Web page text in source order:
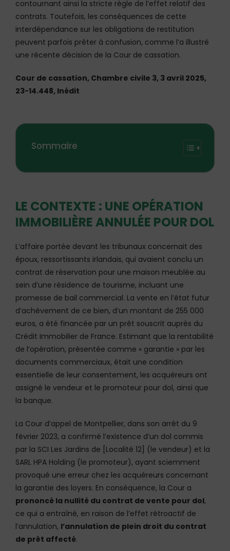
contournant ainsi la stricte règle de l’effet relatif des
contrats. Toutefois, les conséquences de cette
interdépendance sur les obligations de restitution
peuvent parfois prêter à confusion, comme l’a illustré
une récente décision de la Cour de cassation.
Cour de cassation, Chambre civile 3, 3 avril 2025,
23-14.448, Inédit
Sommaire
LE CONTEXTE : UNE OPÉRATION
IMMOBILIÈRE ANNULÉE POUR DOL
L’affaire portée devant les tribunaux concernait des
époux, ressortissants irlandais, qui avaient conclu un
contrat de réservation pour une maison meublée au
sein d’une résidence de tourisme, incluant une
promesse de bail commercial. La vente en l’état futur
d’achèvement de ce bien, d’un montant de 255 000
euros, a été financée par un prêt souscrit auprès du
Crédit Immobilier de France. Estimant que la rentabilité
de l’opération, présentée comme « garantie » par les
documents commerciaux, était une condition
essentielle de leur consentement, les acquéreurs ont
assigné le vendeur et le promoteur pour dol, ainsi que
la banque.
La Cour d’appel de Montpellier, dans son arrêt du 9
février 2023, a confirmé l’existence d’un dol commis
par la SCI Les Jardins de [Localité 12] (le vendeur) et la
SARL HPA Holding (le promoteur), ayant sciemment
provoqué une erreur chez les acquéreurs concernant
la garantie des loyers. En conséquence, la Cour a
prononcé la nullité du contrat de vente pour dol,
ce qui a entraîné, en raison de l’effet rétroactif de
l’annulation, l’annulation de plein droit du contrat
de prêt affecté.